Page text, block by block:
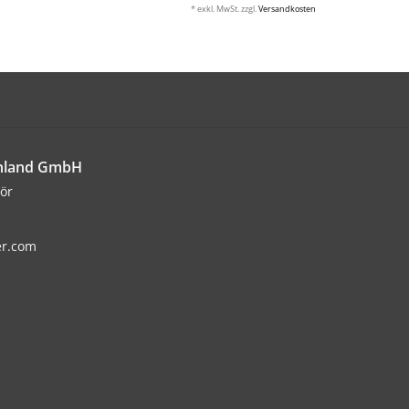
* exkl. MwSt. zzgl.Versandkosten
GmbH